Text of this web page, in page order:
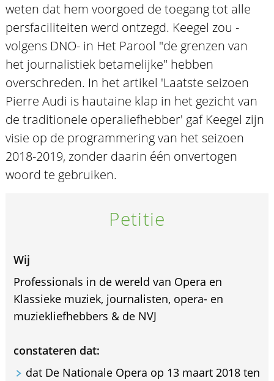
weten dat hem voorgoed de toegang tot alle
persfaciliteiten werd ontzegd. Keegel zou -
volgens DNO- in Het Parool "de grenzen van
het journalistiek betamelijke" hebben
overschreden. In het artikel 'Laatste seizoen
Pierre Audi is hautaine klap in het gezicht van
de traditionele operaliefhebber' gaf Keegel zijn
visie op de programmering van het seizoen
2018-2019, zonder daarin één onvertogen
woord te gebruiken.
Petitie
Wij
Professionals in de wereld van Opera en
Klassieke muziek, journalisten, opera- en
muziekliefhebbers & de NVJ
constateren dat:
dat De Nationale Opera op 13 maart 2018 ten